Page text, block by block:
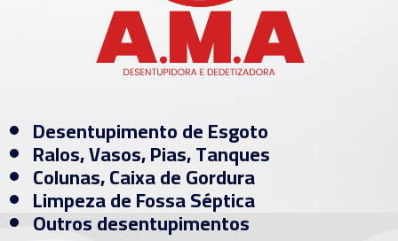
Desentupimento de Esgoto
Ralos, Vasos, Pias, Tanques
Colunas, Caixa de Gordura
Limpeza de Fossa Séptica
Outros desentupimentos